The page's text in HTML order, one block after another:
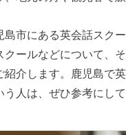
島市にある英会話スク
クールなどについて、
紹介します。鹿児島で
う人は、ぜひ参考にし